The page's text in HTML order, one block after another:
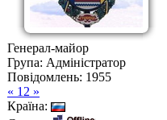
Генерал-майор
Група: Адміністратор
Повідомлень: 1955
« 12 »
Країна: